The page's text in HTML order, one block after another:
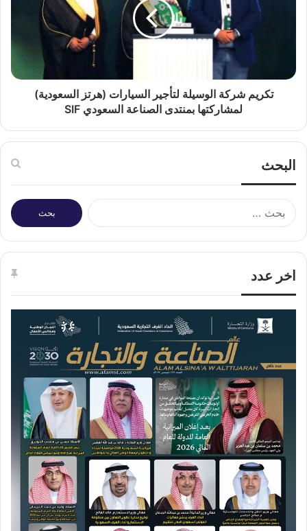
تكريم شركة الوسيلة لتأجير السيارات (هرتز السعودية)
لمشاركتها بمنتدى الصناعة السعودي SIF
البحث
البحث
عن:
اخر عدد